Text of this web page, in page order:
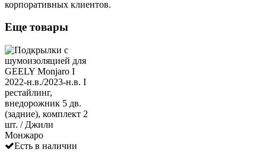
корпоративных клиентов.
Еще товары
Есть в наличии